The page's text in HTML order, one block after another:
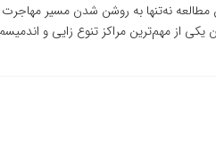
مطالعه نه‌تنها به روشن شدن مسیر
یکی از مهم‌ترین مراکز تنوع زایی و